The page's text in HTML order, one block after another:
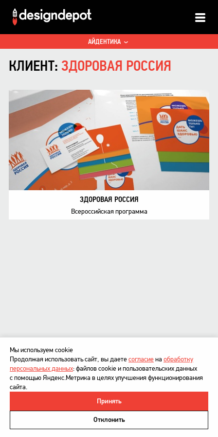
АЙДЕНТИКА
КЛИЕНТ: ЗДОРОВАЯ РОССИЯ
ЗДОРОВАЯ РОССИЯ
Всероссийская программа
Политика в отношении обработки персональных данных
Напишите нам
Мы используем cookie
Продолжая использовать сайт, вы даетесогласиена обработку
персональных данных: файлов cookie и пользовательских данных
с помощью Яндекс.Метрика в целях улучшения функционирования
сайта.
Принять
Отклонить